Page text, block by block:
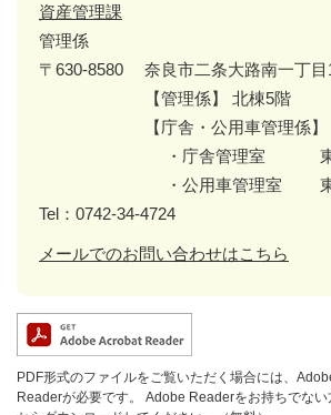
資産管理課
管理係
〒630-8580
奈良市二条大路南一丁
【管理係】 北棟5階
【庁舎・公用車管理係】
・庁舎管理室 東
・公用車管理室 東
Tel：0742-34-4724
メールでのお問い合わせはこちら
PDF形式のファイルをご覧いただく場合には、
Readerが必要です。
Adobe Readerをお持ちでな